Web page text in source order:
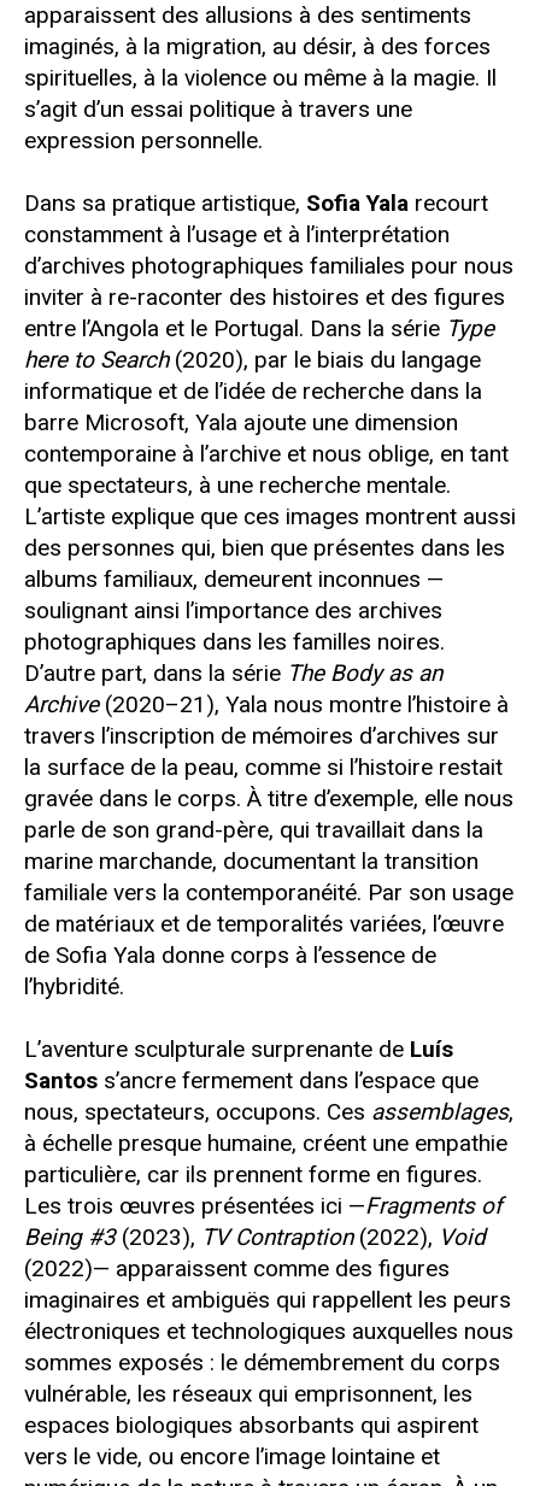
apparaissent des allusions à des sentiments
imaginés, à la migration, au désir, à des forces
spirituelles, à la violence ou même à la magie. Il
s’agit d’un essai politique à travers une
expression personnelle.
Dans sa pratique artistique, Sofia Yala recourt
constamment à l’usage et à l’interprétation
d’archives photographiques familiales pour nous
inviter à re-raconter des histoires et des figures
entre l’Angola et le Portugal. Dans la série Type
here to Search(2020), par le biais du langage
informatique et de l’idée de recherche dans la
barre Microsoft, Yala ajoute une dimension
contemporaine à l’archive et nous oblige, en tant
que spectateurs, à une recherche mentale.
L’artiste explique que ces images montrent aussi
des personnes qui, bien que présentes dans les
albums familiaux, demeurent inconnues —
soulignant ainsi l’importance des archives
photographiques dans les familles noires.
D’autre part, dans la série The Body as an
Archive(2020–21), Yala nous montre l’histoire à
travers l’inscription de mémoires d’archives sur
la surface de la peau, comme si l’histoire restait
gravée dans le corps. À titre d’exemple, elle nous
parle de son grand-père, qui travaillait dans la
marine marchande, documentant la transition
familiale vers la contemporanéité. Par son usage
de matériaux et de temporalités variées, l’œuvre
de Sofia Yala donne corps à l’essence de
l’hybridité.
L’aventure sculpturale surprenante de Luís
Santos s’ancre fermement dans l’espace que
nous, spectateurs, occupons. Ces assemblages,
à échelle presque humaine, créent une empathie
particulière, car ils prennent forme en figures.
Les trois œuvres présentées ici —Fragments of
Being #3(2023), TV Contraption(2022), Void
(2022)— apparaissent comme des figures
imaginaires et ambiguës qui rappellent les peurs
électroniques et technologiques auxquelles nous
sommes exposés : le démembrement du corps
vulnérable, les réseaux qui emprisonnent, les
espaces biologiques absorbants qui aspirent
vers le vide, ou encore l’image lointaine et